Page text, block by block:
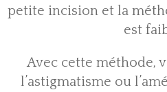
petite incision et la
est
Avec cette méthode,
l’astigmatisme ou